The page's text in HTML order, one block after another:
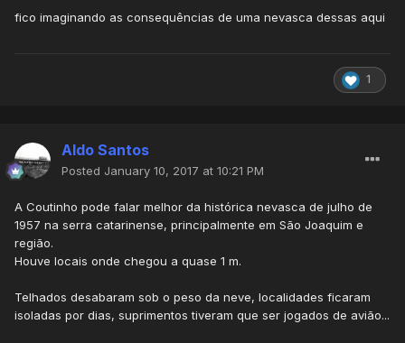
fico imaginando as consequências de uma nevasca dessas aqui
1
Aldo Santos
Posted January 10, 2017 at 10:21 PM
A Coutinho pode falar melhor da histórica nevasca de julho de
1957 na serra catarinense, principalmente em São Joaquim e
região.
Houve locais onde chegou a quase 1 m.
Telhados desabaram sob o peso da neve, localidades ficaram
isoladas por dias, suprimentos tiveram que ser jogados de avião...